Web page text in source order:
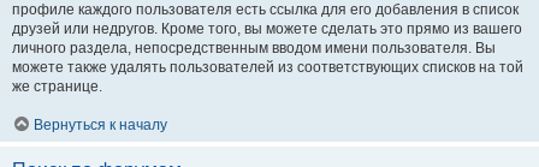
профиле каждого пользователя есть ссылка для его добавления в список
друзей или недругов. Кроме того, вы можете сделать это прямо из вашего
личного раздела, непосредственным вводом имени пользователя. Вы
можете также удалять пользователей из соответствующих списков на той
же странице.
Вернуться к началу